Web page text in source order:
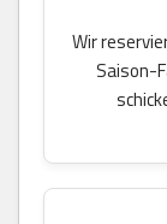
Wir
Saison-